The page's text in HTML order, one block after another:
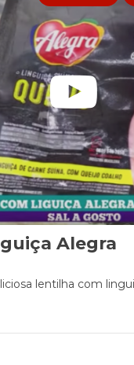
Alegra
lentilha com